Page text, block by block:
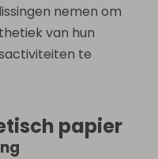
nemen om
van hun
te
papier